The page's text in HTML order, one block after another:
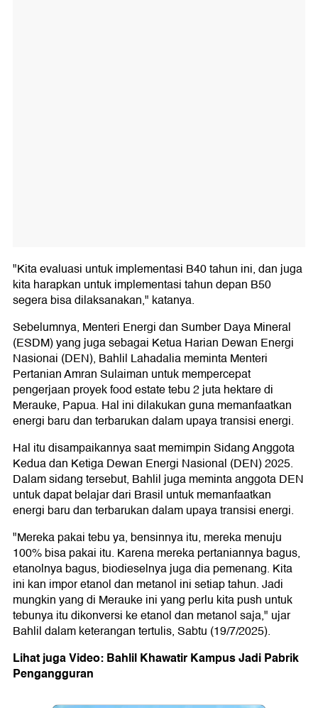
"Kita evaluasi untuk implementasi B40 tahun ini, dan juga
kita harapkan untuk implementasi tahun depan B50
segera bisa dilaksanakan," katanya.
Sebelumnya, Menteri Energi dan Sumber Daya Mineral
(ESDM) yang juga sebagai Ketua Harian Dewan Energi
Nasionai (DEN), Bahlil Lahadalia meminta Menteri
Pertanian Amran Sulaiman untuk mempercepat
pengerjaan proyek food estate tebu 2 juta hektare di
Merauke, Papua. Hal ini dilakukan guna memanfaatkan
energi baru dan terbarukan dalam upaya transisi energi.
Hal itu disampaikannya saat memimpin Sidang Anggota
Kedua dan Ketiga Dewan Energi Nasional (DEN) 2025.
Dalam sidang tersebut, Bahlil juga meminta anggota DEN
untuk dapat belajar dari Brasil untuk memanfaatkan
energi baru dan terbarukan dalam upaya transisi energi.
"Mereka pakai tebu ya, bensinnya itu, mereka menuju
100% bisa pakai itu. Karena mereka pertaniannya bagus,
etanolnya bagus, biodieselnya juga dia pemenang. Kita
ini kan impor etanol dan metanol ini setiap tahun. Jadi
mungkin yang di Merauke ini yang perlu kita push untuk
tebunya itu dikonversi ke etanol dan metanol saja," ujar
Bahlil dalam keterangan tertulis, Sabtu (19/7/2025).
Lihat juga Video: Bahlil Khawatir Kampus Jadi Pabrik
Pengangguran